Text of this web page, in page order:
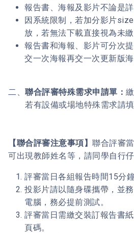
報告書、海報及影片不論是
因系統限制，若加分影片
放，若無法下載直接視為未繳
報告書和海報、影片可分次
交一次海報再交一次更新版
二、聯合評審特殊需求申請單：
若有設備或場地特殊需求請
【聯合評審注意事項】聯合評審
可出現教師姓名等，請同學自行
評審當日各組報告時間15分
投影片請以隨身碟攜帶，並
電腦，務必提前測試。
評審當日需繳交裝訂報告書
頁碼。